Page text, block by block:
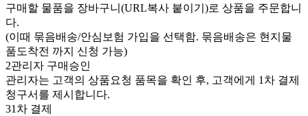
구매할 물품을 장바구니(URL복사 붙이기)로 상품을 주문합니
다.
(이때 묶음배송/안심보험 가입을 선택함. 묶음배송은 현지물
품도착전 까지 신청 가능)
2관리자 구매승인
관리자는 고객의 상품요청 품목을 확인 후, 고객에게 1차 결제
청구서를 제시합니다.
31차 결제